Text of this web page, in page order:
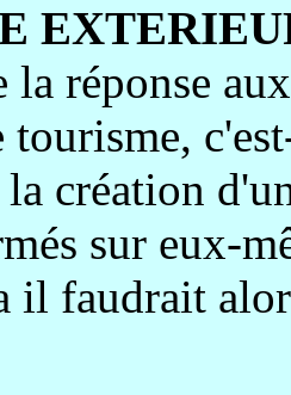
la réponse
la création
sur eux-
il faudrait